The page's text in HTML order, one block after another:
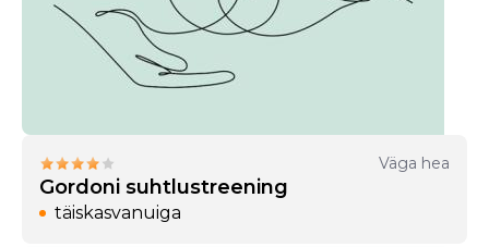
Väga hea
Gordoni suhtlustreening
täiskasvanuiga